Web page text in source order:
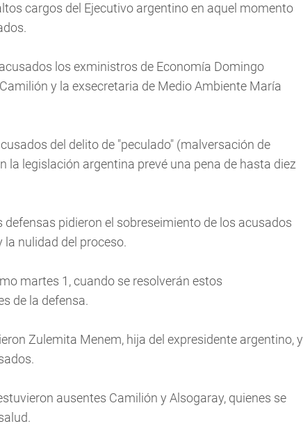
cargos del Ejecutivo argentino en aquel momento
los exministros de Economía Domingo
y la exsecretaria de Medio Ambiente María
del delito de "peculado" (malversación de
la legislación argentina prevé una pena de hasta diez
defensas pidieron el sobreseimiento de los acusados
la nulidad del proceso.
martes 1, cuando se resolverán estos
de la defensa.
Zulemita Menem, hija del expresidente argentino, y
ausentes Camilión y Alsogaray, quienes se